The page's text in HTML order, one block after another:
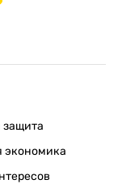
защита
экономика